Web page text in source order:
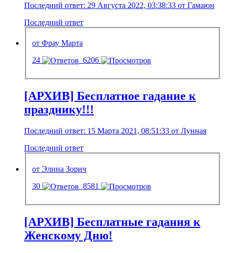
Последний ответ: 29 Августа 2022, 03:38:33 от Гамаюн
Последний ответ
от Фрау Марта
24
6206
[АРХИВ] Бесплатное гадание к
празднику!!!
Последний ответ: 15 Марта 2021, 08:51:33 от Лунная
Последний ответ
от Элина Зорич
30
8581
[АРХИВ] Бесплатные гадания к
Женскому Дню!